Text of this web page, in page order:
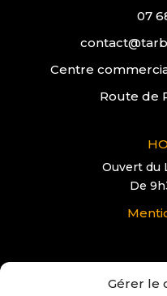
Gérer le
07
Centre
Route de
Ouvert du
De
VOUS